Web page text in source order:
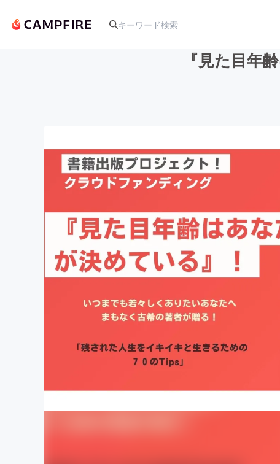
アート・写真
テクノロジー・ガジェット
映像・映画
ビジネス・起業
『見た目年